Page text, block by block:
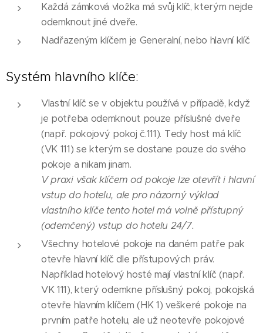
Každá zámková vložka má svůj klíč, kterým nejde
odemknout jiné dveře.
Nadřazeným klíčem je Generalní, nebo hlavní klíč
Systém hlavního klíče:
Vlastní klíč se v objektu používá v případě, když
je potřeba odemknout pouze příslušné dveře
(např. pokojový pokoj č.111). Tedy host má klíč
(VK 111) se kterým se dostane pouze do svého
pokoje a nikam jinam.
V praxi však klíčem od pokoje lze otevřít i hlavní
vstup do hotelu, ale pro názorný výklad
vlastního klíče tento hotel má volně přístupný
(odemčený) vstup do hotelu 24/7.
Všechny hotelové pokoje na daném patře pak
otevře hlavní klíč dle přístupových práv.
Například hotelový hosté mají vlastní klíč (např.
VK 111), který odemkne příslušný pokoj, pokojská
otevře hlavním klíčem (HK 1) veškeré pokoje na
prvním patře hotelu, ale už neotevře pokojové